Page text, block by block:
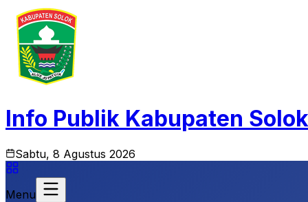
Info Publik Kabupaten Solok
Sabtu, 8 Agustus 2026
Menu